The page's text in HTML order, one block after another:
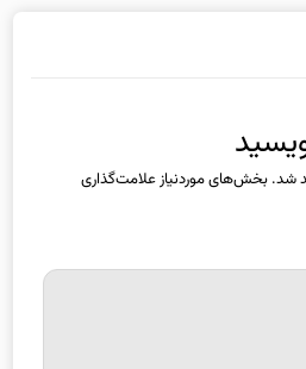
شد.بخش‌های موردنیاز علامت‌گذاری